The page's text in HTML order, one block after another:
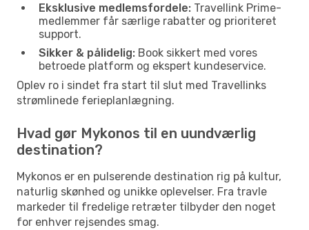
Eksklusive medlemsfordele: Travellink Prime-
medlemmer får særlige rabatter og prioriteret
support.
Sikker & pålidelig: Book sikkert med vores
betroede platform og ekspert kundeservice.
Oplev ro i sindet fra start til slut med Travellinks
strømlinede ferieplanlægning.
Hvad gør Mykonos til en uundværlig
destination?
Mykonos er en pulserende destination rig på kultur,
naturlig skønhed og unikke oplevelser. Fra travle
markeder til fredelige retræter tilbyder den noget
for enhver rejsendes smag.